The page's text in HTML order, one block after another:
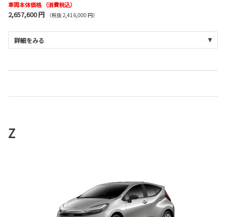
車両本体価格 （消費税込）
2,657,600 円 （税抜 2,416,000 円）
詳細をみる
Z